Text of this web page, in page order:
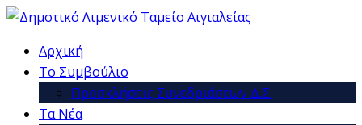
Αρχική
Το Συμβούλιο
Προσκλήσεις Συνεδριάσεων Δ.Σ.
Τα Νέα